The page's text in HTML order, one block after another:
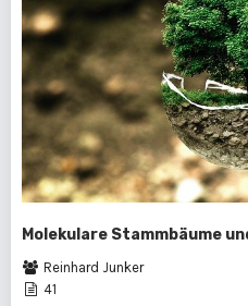
Molekulare Stammbäume
Reinhard Junker
41